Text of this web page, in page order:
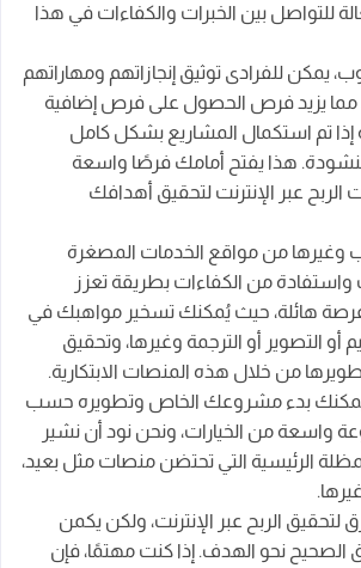
للتواصل بين الخبرات والكفاءات في هذا
للفرادى توثيق إنجازاتهم ومهاراتهم
مما يزيد فرص الحصول على فرص إضافية
تم استكمال المشاريع بشكل كامل
هذا يفتح أمامك فرصًا واسعة
عبر الإنترنت لتحقيق أهدافك
من مواقع الخدمات المصغرة
من الكفاءات بطريقة تعزز
فرصة هائلة، حيث يُمكنك تسخير مواهبك في
أو التصوير أو الترجمة وغيرها، وتحقيق
من خلال هذه المنصات الابتكارية.
بدء مشروعك الخاص وتطويره حسب
واسعة من الخيارات، ونحن نود أن نشير
الرئيسية التي تحتضن منصات مثل بعيد،
لتحقيق الربح عبر الإنترنت، ولكن يكمن
الصحيح نحو الهدف. إذا كنت مهتمًا، فإن